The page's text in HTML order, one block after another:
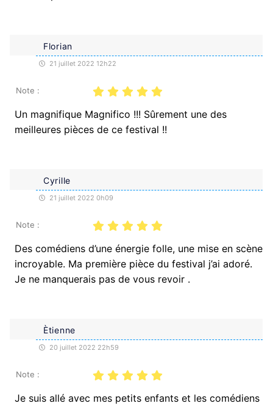
Florian
21 juillet 2022 12h22
Note :
Un magnifique Magnifico !!! Sûrement une des
meilleures pièces de ce festival !!
Cyrille
21 juillet 2022 0h09
Note :
Des comédiens d’une énergie folle, une mise en scène
incroyable. Ma première pièce du festival j’ai adoré.
Je ne manquerais pas de vous revoir .
Ètienne
20 juillet 2022 22h59
Note :
Je suis allé avec mes petits enfants et les comédiens